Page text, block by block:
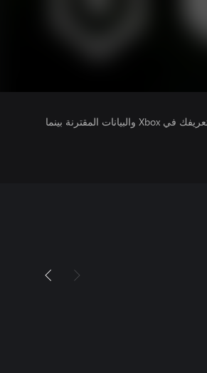
يتلقى ناشرو الألعاب التي تقوم بتشغيلها وصولاً إلى معلومات ملف تعريفك في Xbox والبيانات المقترنة بينما